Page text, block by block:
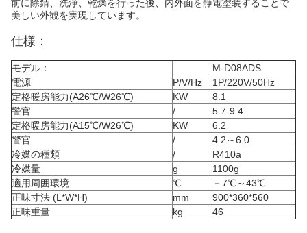
前に除錆、洗浄、乾燥を行った後、内外面を静電塗装することで
美しい外観を実現しています。
仕様：
モデル：
M-D08ADS
電源
P/V/Hz
1P/220V/50Hz
定格暖房能力(A26℃/W26℃)
KW
8.1
警官:
/
5.7-9.4
定格暖房能力(A15℃/W26℃)
KW
6.2
警官
/
4.2～6.0
冷媒の種類
/
R410a
冷媒量
g
1100g
適用周囲環境
℃
－7℃～43℃
正味寸法 (L*W*H)
mm
900*360*560
正味重量
kg 46